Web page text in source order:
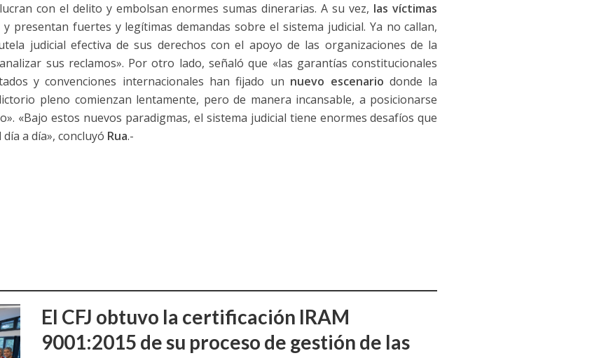
con el delito y embolsan enormes sumas dinerarias. A su vez, las víctimas
y presentan fuertes y legítimas demandas sobre el sistema judicial. Ya no callan,
judicial efectiva de sus derechos con el apoyo de las organizaciones de la
sus reclamos». Por otro lado, señaló que «las garantías constitucionales
y convenciones internacionales han fijado un nuevo escenario donde la
pleno comienzan lentamente, pero de manera incansable, a posicionarse
«Bajo estos nuevos paradigmas, el sistema judicial tiene enormes desafíos que
a día», concluyó Rua.-
El CFJ obtuvo la certificación IRAM
9001:2015 de su proceso de gestión de las